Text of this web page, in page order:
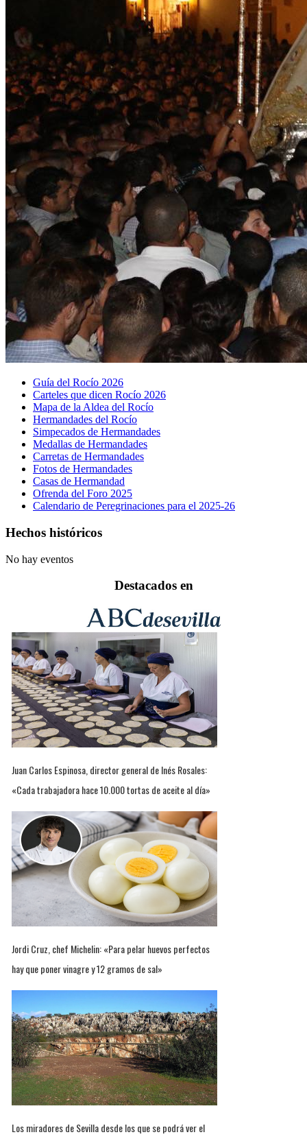
Guía del Rocío 2026
Carteles que dicen Rocío 2026
Mapa de la Aldea del Rocío
Hermandades del Rocío
Simpecados de Hermandades
Medallas de Hermandades
Carretas de Hermandades
Fotos de Hermandades
Casas de Hermandad
Ofrenda del Foro 2025
Calendario de Peregrinaciones para el 2025-26
Hechos históricos
No hay eventos
Destacados en
Juan Carlos Espinosa, director general de Inés Rosales:
«Cada trabajadora hace 10.000 tortas de aceite al día»
Jordi Cruz, chef Michelin: «Para pelar huevos perfectos
hay que poner vinagre y 12 gramos de sal»
Los miradores de Sevilla desde los que se podrá ver el